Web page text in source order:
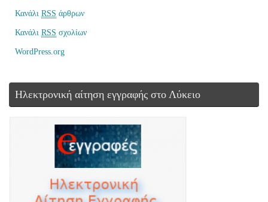
Κανάλι RSS άρθρων
Κανάλι RSS σχολίων
WordPress.org
Ηλεκτρονική αίτηση εγγραφής στο Λύκειο